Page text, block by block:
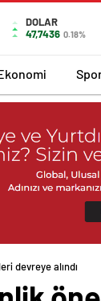
DOLAR
47,7436 0.18%
devreye alındı